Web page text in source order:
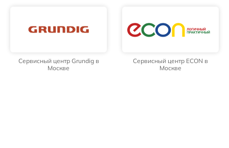
Сервисный центр Grundig в
Москве
Сервисный центр ECON в
Москве